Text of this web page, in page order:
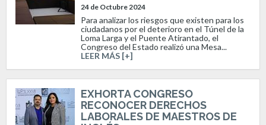
24 de Octubre 2024
Para analizar los riesgos que existen para los
ciudadanos por el deterioro en el Túnel de la
Loma Larga y el Puente Atirantado, el
Congreso del Estado realizó una Mesa...
LEER MÁS [+]
EXHORTA CONGRESO
RECONOCER DERECHOS
LABORALES DE MAESTROS DE